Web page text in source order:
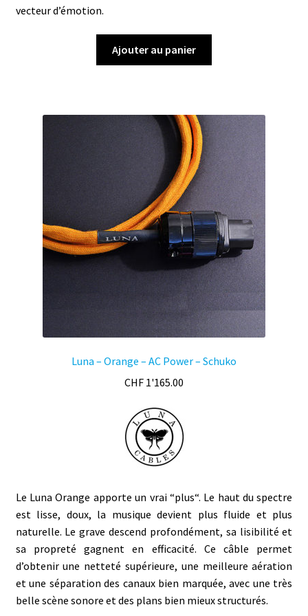
vecteur d’émotion.
Ajouter au panier
Luna – Orange – AC Power – Schuko
CHF 1'165.00
Le Luna Orange apporte un vrai “plus“. Le haut du spectre
est lisse, doux, la musique devient plus fluide et plus
naturelle. Le grave descend profondément, sa lisibilité et
sa propreté gagnent en efficacité. Ce câble permet
d’obtenir une netteté supérieure, une meilleureaération
et une séparation des canaux bien marquée, avec une très
belle scène sonore et des plans bien mieux structurés.